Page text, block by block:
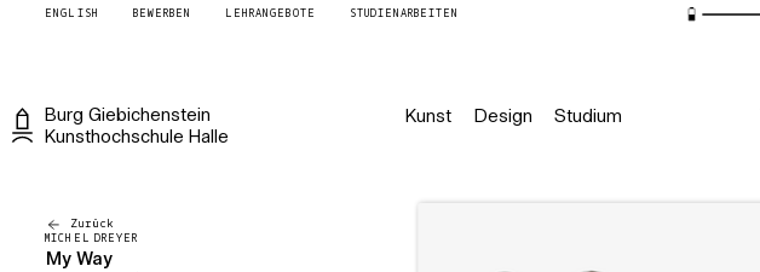
ENGLISH BEWERBEN LEHRANGEBOTE STUDIENARBEITEN
Burg Giebichenstein
Kunsthochschule Halle
Kunst Design Studium
Zurück
MICHEL DREYER
My Way